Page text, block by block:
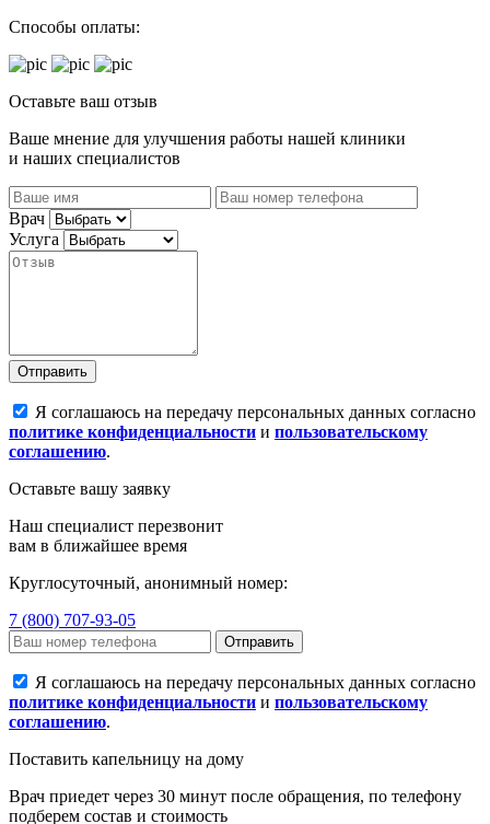
Способы оплаты:
Оставьте ваш отзыв
Ваше мнение для улучшения работы нашей клиники
и наших специалистов
Врач
Услуга
Отправить
Я соглашаюсь на передачу персональных данных согласно
политике конфиденциальности и пользовательскому
соглашению.
Оставьте вашу заявку
Наш специалист перезвонит
вам в ближайшее время
Круглосуточный, анонимный номер:
7 (800) 707-93-05
Отправить
Я соглашаюсь на передачу персональных данных согласно
политике конфиденциальности и пользовательскому
соглашению.
Поставить капельницу на дому
Врач приедет через 30 минут после обращения, по телефону
подберем состав и стоимость